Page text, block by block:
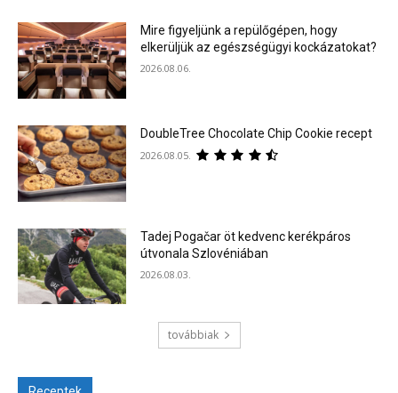
Mire figyeljünk a repülőgépen, hogy
elkerüljük az egészségügyi kockázatokat?
2026.08.06.
DoubleTree Chocolate Chip Cookie recept
2026.08.05.
Tadej Pogačar öt kedvenc kerékpáros
útvonala Szlovéniában
2026.08.03.
továbbiak